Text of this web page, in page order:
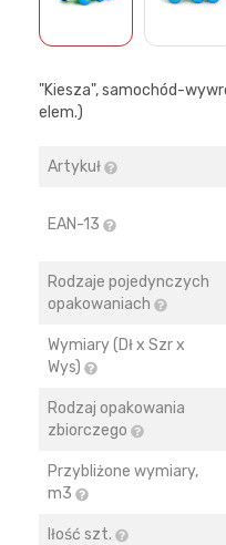
"Kiesza", samochód-
elem.)
Artykuł
EAN-13
Rodzaje pojedynczych
opakowaniach
Wymiary (Dł x Szr x
Wys)
Rodzaj opakowania
zbiorczego
Przybliżone wymiary,
m3
Iłość szt.